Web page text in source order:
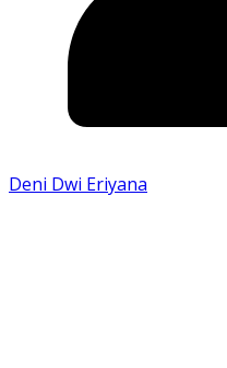
Deni Dwi Eriyana